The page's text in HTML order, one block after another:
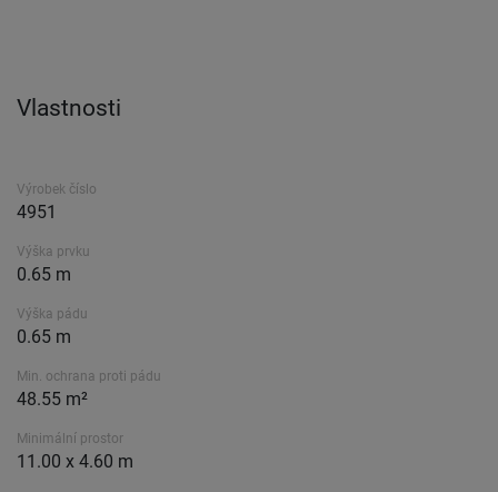
Vlastnosti
Výrobek číslo
4951
Výška prvku
0.65 m
Výška pádu
0.65 m
Min. ochrana proti pádu
48.55 m²
Minimální prostor
11.00 x 4.60 m